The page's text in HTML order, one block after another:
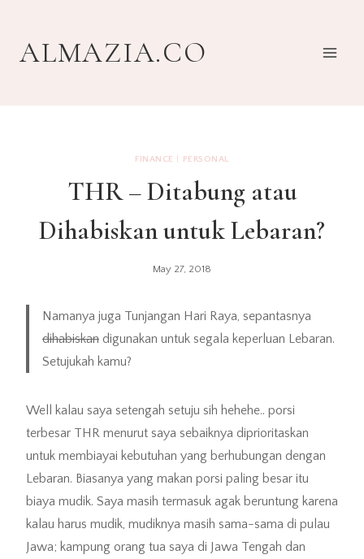
contentALMAZIA.CO
FINANCE PERSONAL
THR – Ditabung atau
Dihabiskan untuk Lebaran?
May 27, 2018
Namanya juga Tunjangan Hari Raya, sepantasnya
dihabiskan digunakan untuk segala keperluan Lebaran.
Setujukah kamu?
Well kalau saya setengah setuju sih hehehe.. porsi
terbesar THR menurut saya sebaiknya diprioritaskan
untuk membiayai kebutuhan yang berhubungan dengan
Lebaran. Biasanya yang makan porsi paling besar itu
biaya mudik. Saya masih termasuk agak beruntung karena
kalau harus mudik, mudiknya masih sama-sama di pulau
Jawa; kampung orang tua saya di Jawa Tengah dan